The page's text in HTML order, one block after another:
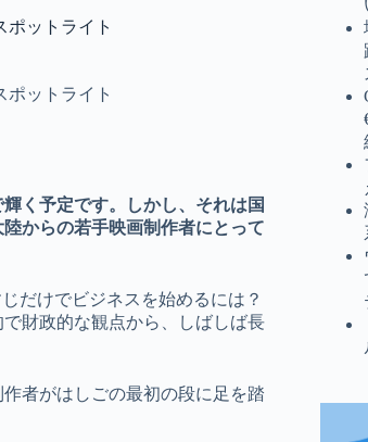
ポットライト
ポットライト
く予定です。しかし、それは国
からの若手映画制作者にとって
だけでビジネスを始めるには？
財政的な観点から、しばしば長
作者がはしごの最初の段に足を踏